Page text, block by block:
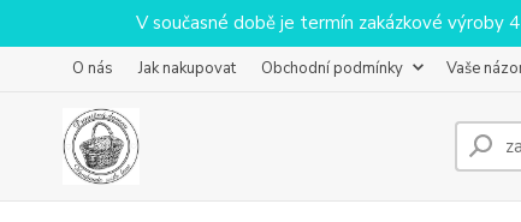
V současné době je termín zakázkové výroby
O nás Jak nakupovat Obchodní podmínky Vaše